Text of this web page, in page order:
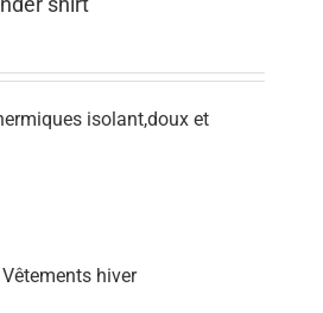
isolant,doux et
Vêtements hiver